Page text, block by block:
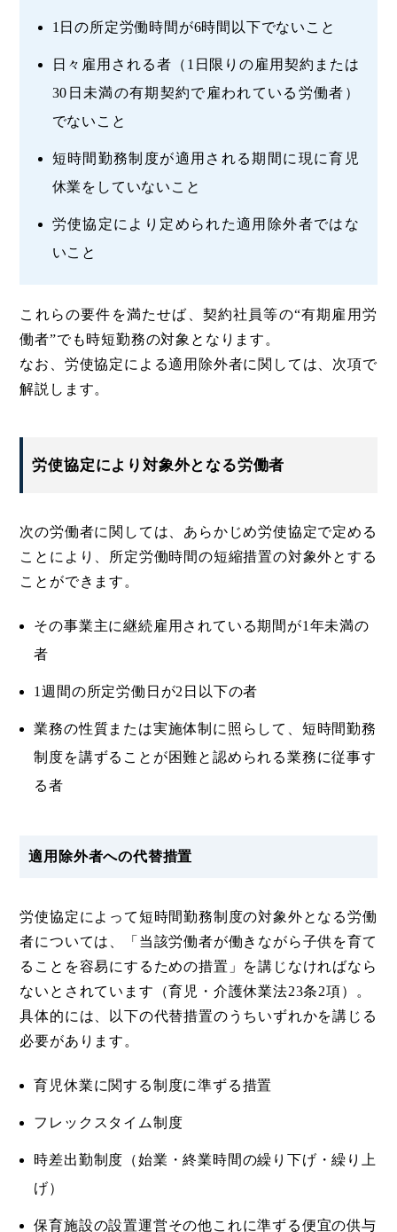
1日の所定労働時間が6時間以下でないこと
日々雇用される者（1日限りの雇用契約または
30日未満の有期契約で雇われている労働者）
でないこと
短時間勤務制度が適用される期間に現に育児
休業をしていないこと
労使協定により定められた適用除外者ではな
いこと
これらの要件を満たせば、契約社員等の“有期雇用労
働者”でも時短勤務の対象となります。
なお、労使協定による適用除外者に関しては、次項で
解説します。
労使協定により対象外となる労働者
次の労働者に関しては、あらかじめ労使協定で定める
ことにより、所定労働時間の短縮措置の対象外とする
ことができます。
その事業主に継続雇用されている期間が1年未満の
者
1週間の所定労働日が2日以下の者
業務の性質または実施体制に照らして、短時間勤務
制度を講ずることが困難と認められる業務に従事す
る者
適用除外者への代替措置
労使協定によって短時間勤務制度の対象外となる労働
者については、「当該労働者が働きながら子供を育て
ることを容易にするための措置」を講じなければなら
ないとされています（育児・介護休業法23条2項）。
具体的には、以下の代替措置のうちいずれかを講じる
必要があります。
育児休業に関する制度に準ずる措置
フレックスタイム制度
時差出勤制度（始業・終業時間の繰り下げ・繰り上
げ）
保育施設の設置運営その他これに準ずる便宜の供与